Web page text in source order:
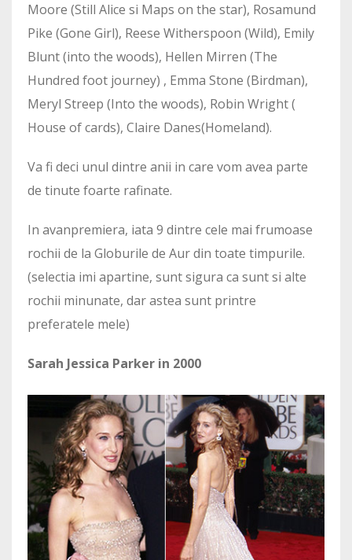
Moore (Still Alice si Maps on the star), Rosamund
Pike (Gone Girl), Reese Witherspoon (Wild), Emily
Blunt (into the woods), Hellen Mirren (The
Hundred foot journey) , Emma Stone (Birdman),
Meryl Streep (Into the woods), Robin Wright (
House of cards), Claire Danes(Homeland).
Va fi deci unul dintre anii in care vom avea parte
de tinute foarte rafinate.
In avanpremiera, iata 9 dintre cele mai frumoase
rochii de la Globurile de Aur din toate timpurile.
(selectia imi apartine, sunt sigura ca sunt si alte
rochii minunate, dar astea sunt printre
preferatele mele)
Sarah Jessica Parker in 2000